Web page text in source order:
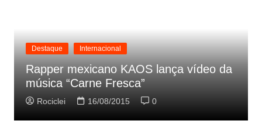
Destaque Internacional
Rapper mexicano KAOS lança vídeo da
música “Carne Fresca”
Rociclei 16/08/2015 0